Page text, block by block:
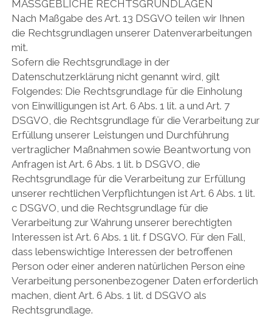
MASSGEBLICHE RECHTSGRUNDLAGEN
Nach Maßgabe des Art. 13 DSGVO teilen wir Ihnen
die Rechtsgrundlagen unserer Datenverarbeitungen
mit.
Sofern die Rechtsgrundlage in der
Datenschutzerklärung nicht genannt wird, gilt
Folgendes: Die Rechtsgrundlage für die Einholung
von Einwilligungen ist Art. 6 Abs. 1 lit. a und Art. 7
DSGVO, die Rechtsgrundlage für die Verarbeitung zur
Erfüllung unserer Leistungen und Durchführung
vertraglicher Maßnahmen sowie Beantwortung von
Anfragen ist Art. 6 Abs. 1 lit. b DSGVO, die
Rechtsgrundlage für die Verarbeitung zur Erfüllung
unserer rechtlichen Verpflichtungen ist Art. 6 Abs. 1 lit.
c DSGVO, und die Rechtsgrundlage für die
Verarbeitung zur Wahrung unserer berechtigten
Interessen ist Art. 6 Abs. 1 lit. f DSGVO. Für den Fall,
dass lebenswichtige Interessen der betroffenen
Person oder einer anderen natürlichen Person eine
Verarbeitung personenbezogener Daten erforderlich
machen, dient Art. 6 Abs. 1 lit. d DSGVO als
Rechtsgrundlage.